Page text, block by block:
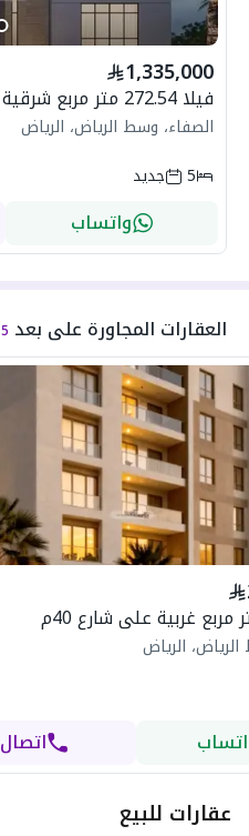
‏🔹 Features:
•
10-year insurance by Tawuniya
•
to 25 years
•
provision
•
and water
•
ground floor
1,335,000
فيلا 272.54 متر مربع شرقية على شارع 15م
الصفاء، وسط الرياض، الرياض
5
جديد
واتساب
العقارات المجاورة على بعد 5
الرياض
اتصال
عقارات للبيع